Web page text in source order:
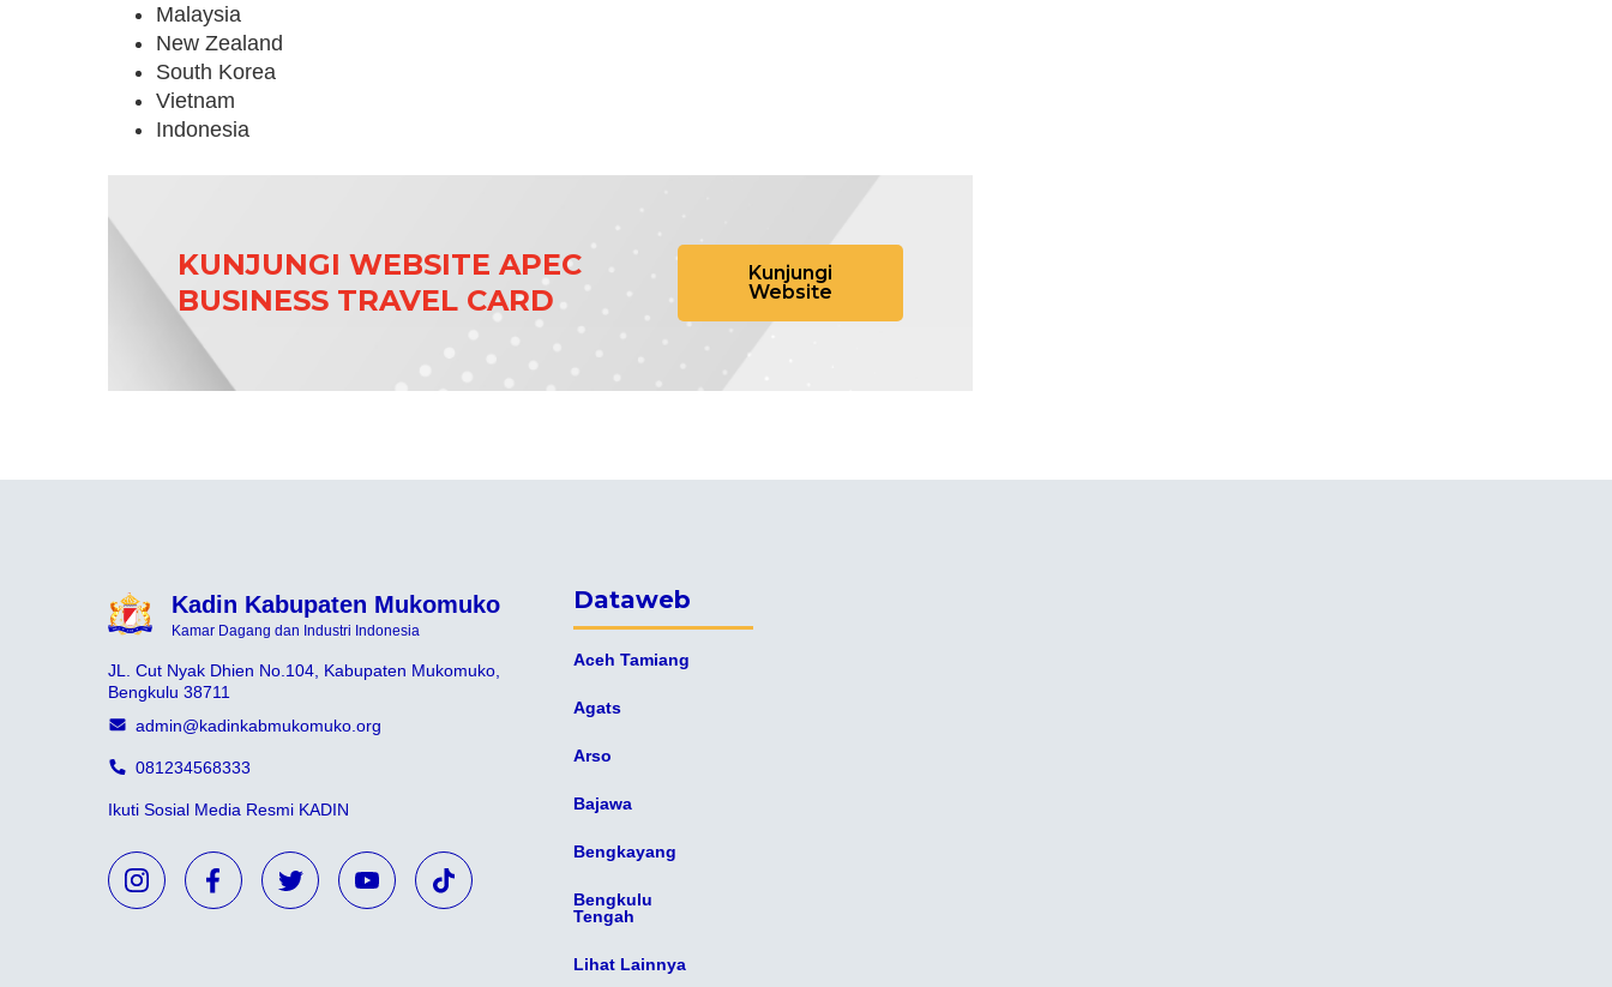
Malaysia
New Zealand
South Korea
Vietnam
Indonesia
KUNJUNGI WEBSITE APEC
BUSINESS TRAVEL CARD
Kunjungi
Website
Kadin Kabupaten Mukomuko
Kamar Dagang dan Industri Indonesia
JL. Cut Nyak Dhien No.104, Kabupaten Mukomuko,
Bengkulu 38711
admin@kadinkabmukomuko.org
081234568333
Ikuti Sosial Media Resmi KADIN
Dataweb
Aceh Tamiang
Agats
Arso
Bajawa
Bengkayang
Bengkulu
Tengah
Lihat Lainnya